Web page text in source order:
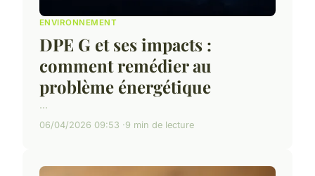
ENVIRONNEMENT
DPE G et ses impacts :
comment remédier au
problème énergétique
...
06/04/2026 09:53 9 min de lecture